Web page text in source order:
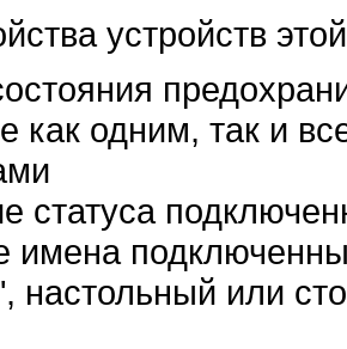
устройств
как одним, так и
статуса
имена
настольный или